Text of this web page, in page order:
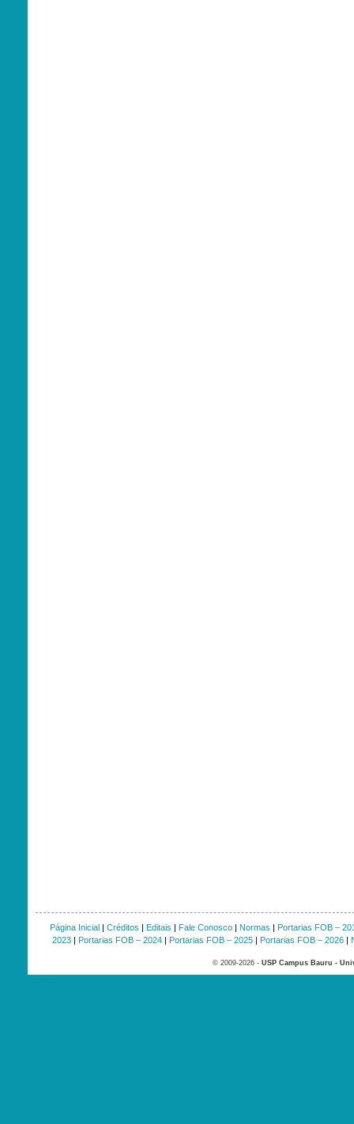
Página Inicial| Créditos | Editais | Fale Conosco| Normas | Portarias FOB –
2023| Portarias FOB – 2024| Portarias FOB – 2025| Portarias FOB – 2026|
© 2009-2026 - USP Campus Bauru -